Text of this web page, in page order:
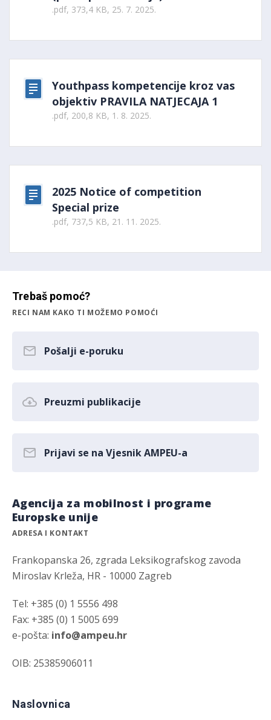
.pdf, 373,4 KB, 25. 7. 2025.
Youthpass kompetencije kroz vas
objektiv PRAVILA NATJECAJA 1
.pdf, 200,8 KB, 1. 8. 2025.
2025 Notice of competition
Special prize
.pdf, 737,5 KB, 21. 11. 2025.
Trebaš pomoć?
RECI NAM KAKO TI MOŽEMO POMOĆI
Pošalji e-poruku
Preuzmi publikacije
Prijavi se na Vjesnik AMPEU-a
Agencija za mobilnost i programe
Europske unije
ADRESA I KONTAKT
Frankopanska 26, zgrada Leksikografskog zavoda
Miroslav Krleža, HR - 10000 Zagreb
Tel: +385 (0) 1 5556 498
Fax: +385 (0) 1 5005 699
e-pošta: info@ampeu.hr
OIB: 25385906011
Naslovnica